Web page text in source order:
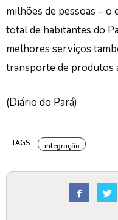
milhões de pessoas – o
total de habitantes do
melhores serviços
transporte de produtos
(Diário do Pará)
TAGS integração